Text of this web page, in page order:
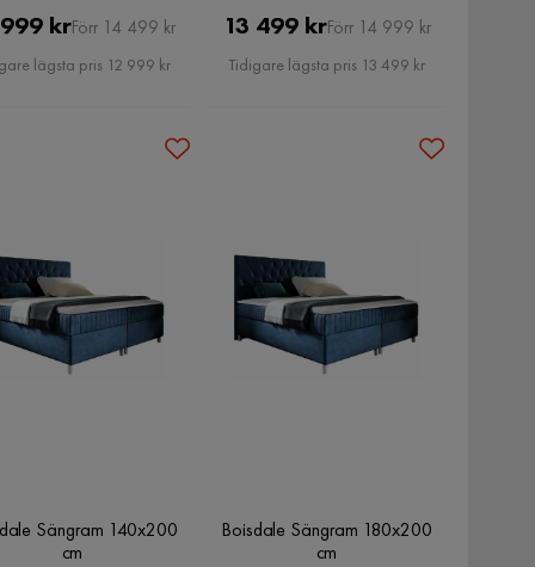
Pris
krOriginal
Pris
Förr 14 499 kr
lägsta pris 12 999 kr
Pris
13 499 krOriginal
Pris
Förr 14 999 kr
Tidigare lägsta pris 13 499 kr
Sängram 140x200
cm
Boisdale Sängram 180x200
cm